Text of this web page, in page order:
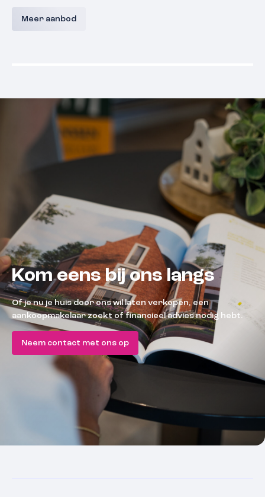
Meer aanbod
Kom eens bij ons langs
Of je nu je huis door ons wil laten verkopen, een
aankoopmakelaar zoekt of financieel advies nodig hebt.
Neem contact met ons op